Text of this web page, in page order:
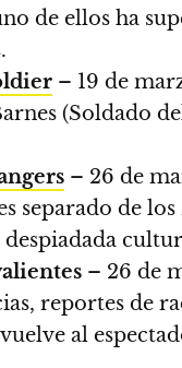
de ellos ha
– 19 de
(Soldado
– 26 de
separado de
– 26 de
reportes de
al